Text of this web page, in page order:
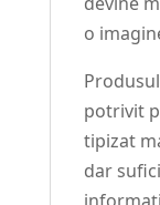
o
potrivit
tipizat
dar